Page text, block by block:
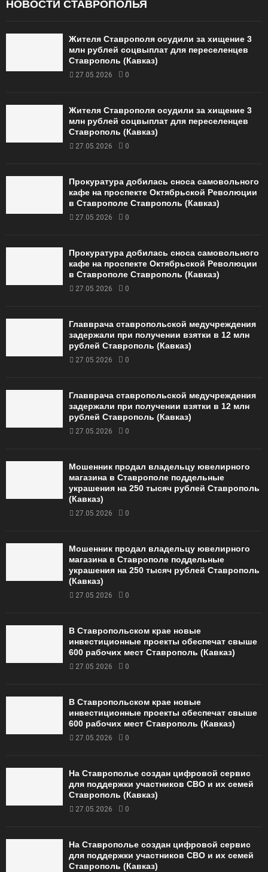
НОВОСТИ СТАВРОПОЛЬЯ
Жителя Ставрополя осудили за хищение 3
млн рублей соцвыплат для переселенцев
Ставрополь (Кавказ)
27.05.2026 0
Жителя Ставрополя осудили за хищение 3
млн рублей соцвыплат для переселенцев
Ставрополь (Кавказ)
27.05.2026 0
Прокуратура добилась сноса самовольного
кафе на проспекте Октябрьской Революции
в Ставрополе Ставрополь (Кавказ)
27.05.2026 0
Прокуратура добилась сноса самовольного
кафе на проспекте Октябрьской Революции
в Ставрополе Ставрополь (Кавказ)
27.05.2026 0
Главврача ставропольской медучреждения
задержали при получении взятки в 12 млн
рублей Ставрополь (Кавказ)
27.05.2026 0
Главврача ставропольской медучреждения
задержали при получении взятки в 12 млн
рублей Ставрополь (Кавказ)
27.05.2026 0
Мошенник продал владельцу ювелирного
магазина в Ставрополе поддельные
украшения на 250 тысяч рублей Ставрополь
(Кавказ)
27.05.2026 0
Мошенник продал владельцу ювелирного
магазина в Ставрополе поддельные
украшения на 250 тысяч рублей Ставрополь
(Кавказ)
27.05.2026 0
В Ставропольском крае новые
инвестиционные проекты обеспечат свыше
600 рабочих мест Ставрополь (Кавказ)
27.05.2026 0
В Ставропольском крае новые
инвестиционные проекты обеспечат свыше
600 рабочих мест Ставрополь (Кавказ)
27.05.2026 0
На Ставрополье создан цифровой сервис
для поддержки участников СВО и их семей
Ставрополь (Кавказ)
27.05.2026 0
На Ставрополье создан цифровой сервис
для поддержки участников СВО и их семей
Ставрополь (Кавказ)